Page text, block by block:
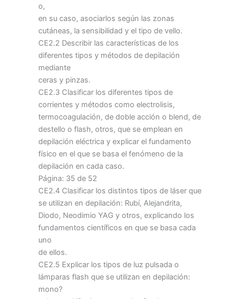
o,
en su caso, asociarlos según las zonas
cutáneas, la sensibilidad y el tipo de vello.
CE2.2 Describir las características de los
diferentes tipos y métodos de depilación
mediante
ceras y pinzas.
CE2.3 Clasificar los diferentes tipos de
corrientes y métodos como electrolisis,
termocoagulación, de doble acción o blend, de
destello o flash, otros, que se emplean en
depilación eléctrica y explicar el fundamento
físico en el que se basa el fenómeno de la
depilación en cada caso.
Página: 35 de 52
CE2.4 Clasificar los distintos tipos de láser que
se utilizan en depilación: Rubí, Alejandrita,
Diodo, Neodimio YAG y otros, explicando los
fundamentos científicos en que se basa cada
uno
de ellos.
CE2.5 Explicar los tipos de luz pulsada o
lámparas flash que se utilizan en depilación:
mono?